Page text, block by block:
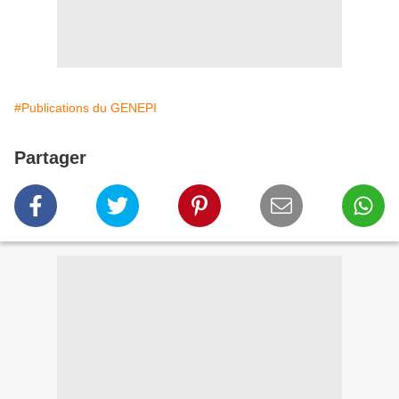
#Publications du GENEPI
Partager